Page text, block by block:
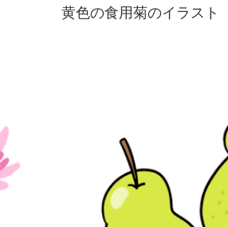
黄色の食用菊のイラスト